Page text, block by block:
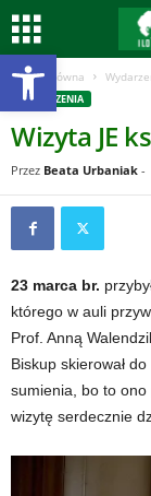
Otwórz pasek narzędziStrona główna
WYDARZENIA
Wizyta JE
Przez Beata Urbaniak -
23 marca br.
którego w auli
Prof. Anną
Biskup skierował
sumienia, bo to
wizytę serdecznie